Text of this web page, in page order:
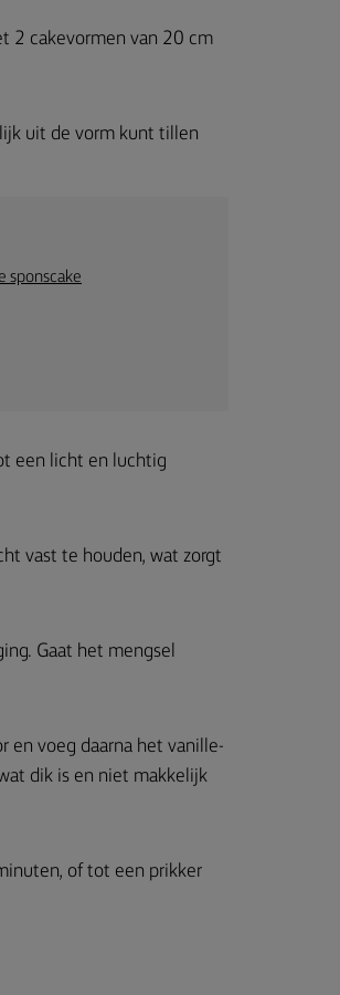
2 cakevormen van 20 cm
uit de vorm kunt tillen
sponscake
een licht en luchtig
vast te houden, wat zorgt
Gaat het mengsel
en voeg daarna het vanille-
dik is en niet makkelijk
of tot een prikker